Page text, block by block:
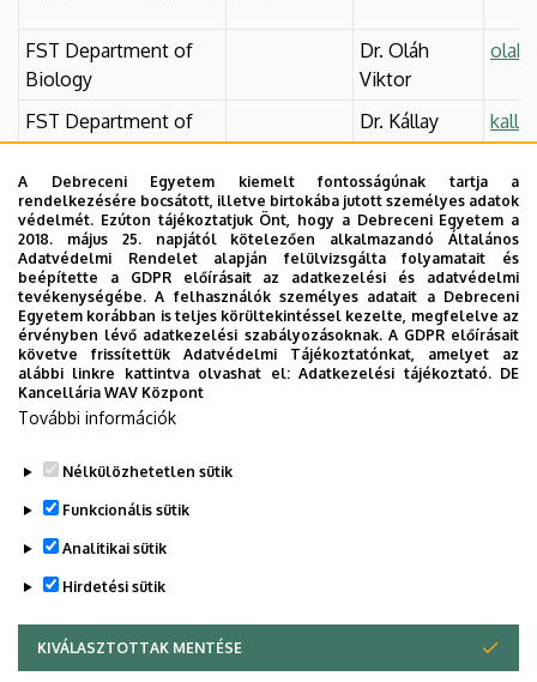
FST Department of
Biology
Dr. Oláh
Viktor
FST Department of
Chemistry
Dr. Kállay
Csilla
FST Department of
Mathematics
Pinki István
FST Department of
Physics
Dr. Darai Judit
FST Institute of
Biotechnology
Molnár Ákos
Péter
FST Institute of Earth
Sciences
Legutóbbi frissítés: 2026. 05. 11. 11:26
A Debreceni Egyetem kiemelt fontosságúnak tartja a
rendelkezésére bocsátott, illetve birtokába jutott személyes adatok
védelmét. Ezúton tájékoztatjuk Önt, hogy a Debreceni Egyetem a
2018. május 25. napjától kötelezően alkalmazandó Általános
Adatvédelmi Rendelet alapján felülvizsgálta folyamatait és
beépítette a GDPR előírásait az adatkezelési és adatvédelmi
tevékenységébe. A felhasználók személyes adatait a Debreceni
Egyetem korábban is teljes körültekintéssel kezelte, megfelelve az
érvényben lévő adatkezelési szabályozásoknak. A GDPR előírásait
követve frissítettük Adatvédelmi Tájékoztatónkat, amelyet az
alábbi linkre kattintva olvashat el:Adatkezelési tájékoztató. DE
Kancellária WAV Központ
További információk
Nélkülözhetetlen sütik
Funkcionális sütik
Analitikai sütik
Hirdetési sütik
KIVÁLASZTOTTAK MENTÉSE
WITHDRAW CONSENT